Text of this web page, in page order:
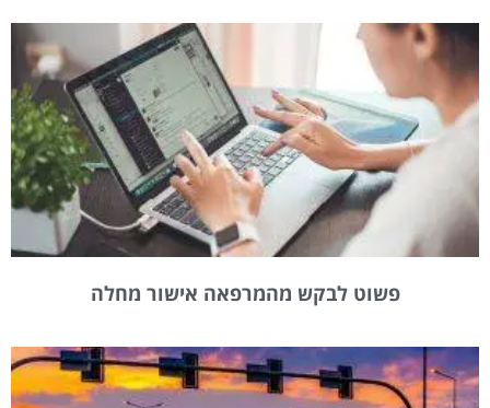
פשוט לבקש מהמרפאה אישור מחלה